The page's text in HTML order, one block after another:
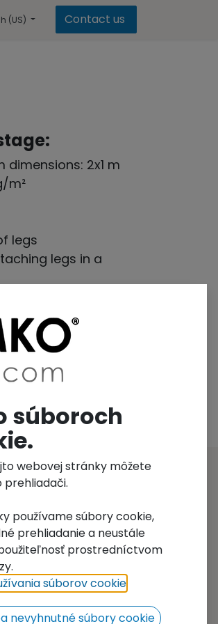
(US) Contact us
2x1 m
m²
legs
legs in a
(EN-AW 6005
by leveling
anti-slip surface: 12
súboroch
webovej stránky môžete
používame súbory cookie,
prehliadanie a neustále
prostredníctvom
súborov cookie
nevyhnutné súbory cookie